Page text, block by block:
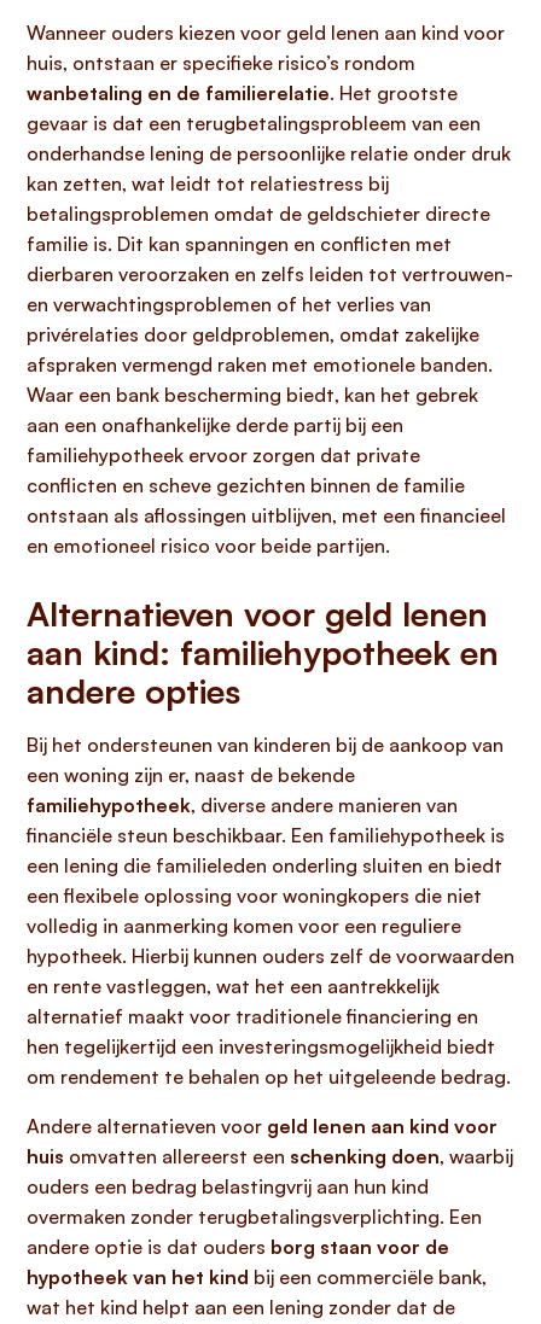
Wanneer ouders kiezen voor geld lenen aan kind voor
huis, ontstaan er specifieke risico’s rondom
wanbetaling en de familierelatie. Het grootste
gevaar is dat een terugbetalingsprobleem van een
onderhandse lening de persoonlijke relatie onder druk
kan zetten, wat leidt tot relatiestress bij
betalingsproblemen omdat de geldschieter directe
familie is. Dit kan spanningen en conflicten met
dierbaren veroorzaken en zelfs leiden tot vertrouwen-
en verwachtingsproblemen of het verlies van
privérelaties door geldproblemen, omdat zakelijke
afspraken vermengd raken met emotionele banden.
Waar een bank bescherming biedt, kan het gebrek
aan een onafhankelijke derde partij bij een
familiehypotheek ervoor zorgen dat private
conflicten en scheve gezichten binnen de familie
ontstaan als aflossingen uitblijven, met een financieel
en emotioneel risico voor beide partijen.
Alternatieven voor geld lenen
aan kind: familiehypotheek en
andere opties
Bij het ondersteunen van kinderen bij de aankoop van
een woning zijn er, naast de bekende
familiehypotheek, diverse andere manieren van
financiële steun beschikbaar. Een familiehypotheek is
een lening die familieleden onderling sluiten en biedt
een flexibele oplossing voor woningkopers die niet
volledig in aanmerking komen voor een reguliere
hypotheek. Hierbij kunnen ouders zelf de voorwaarden
en rente vastleggen, wat het een aantrekkelijk
alternatief maakt voor traditionele financiering en
hen tegelijkertijd een investeringsmogelijkheid biedt
om rendement te behalen op het uitgeleende bedrag.
Andere alternatieven voor geld lenen aan kind voor
huis omvatten allereerst een schenking doen, waarbij
ouders een bedrag belastingvrij aan hun kind
overmaken zonder terugbetalingsverplichting. Een
andere optie is dat ouders borg staan voor de
hypotheek van het kind bij een commerciële bank,
wat het kind helpt aan een lening zonder dat de